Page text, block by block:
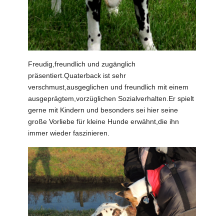
Freudig,freundlich und zugänglich
präsentiert.Quaterback ist sehr
verschmust,ausgeglichen und freundlich mit einem
ausgeprägtem,vorzüglichen Sozialverhalten.Er spielt
gerne mit Kindern und besonders sei hier seine
große Vorliebe für kleine Hunde erwähnt,die ihn
immer wieder faszinieren.